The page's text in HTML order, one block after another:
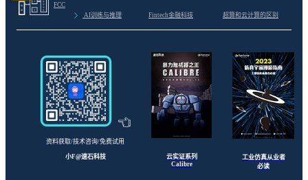
FCC
> AI训练与推理 Fintech金融科技 超算和云计算的区别
资料获取/技术咨询/免费试用
小F@速石科技
云实证系列
Calibre
工业仿真从业者
必读